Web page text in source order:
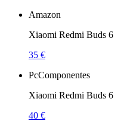
Amazon
Xiaomi Redmi Buds 6
35 €
PcComponentes
Xiaomi Redmi Buds 6
40 €